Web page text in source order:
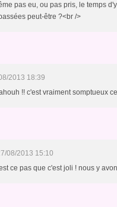
pas eu, ou pas pris, le temps
peut-être ?<br />
2013 18:39
!! c'est vraiment somptueux
08/2013 15:10
ce pas que c'est joli ! nous y